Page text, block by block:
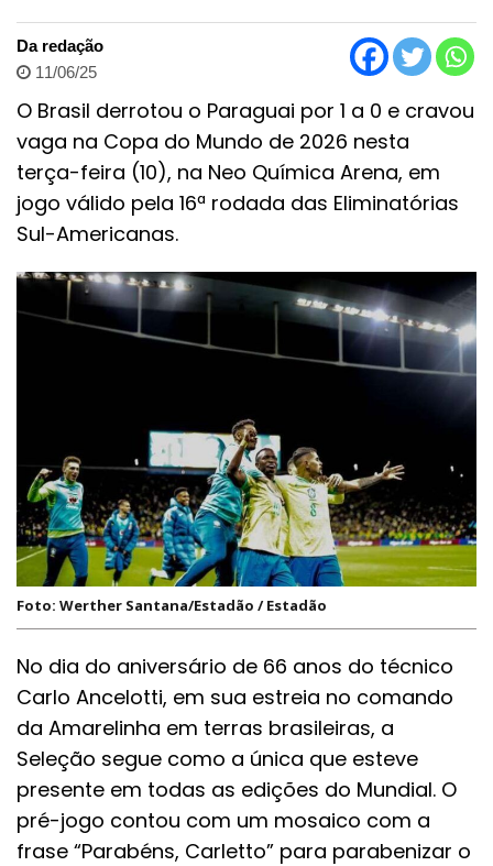
Da redação
11/06/25
O Brasil derrotou o Paraguai por 1 a 0 e cravou
vaga na Copa do Mundo de 2026 nesta
terça-feira (10), na Neo Química Arena, em
jogo válido pela 16ª rodada das Eliminatórias
Sul-Americanas.
Foto: Werther Santana/Estadão / Estadão
No dia do aniversário de 66 anos do técnico
Carlo Ancelotti, em sua estreia no comando
da Amarelinha em terras brasileiras, a
Seleção segue como a única que esteve
presente em todas as edições do Mundial. O
pré-jogo contou com um mosaico com a
frase “Parabéns, Carletto” para parabenizar o